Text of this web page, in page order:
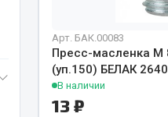
Арт. БАК.00083
Пресс-масленка М
(уп.150) БЕЛАК
В наличии
13 ₽